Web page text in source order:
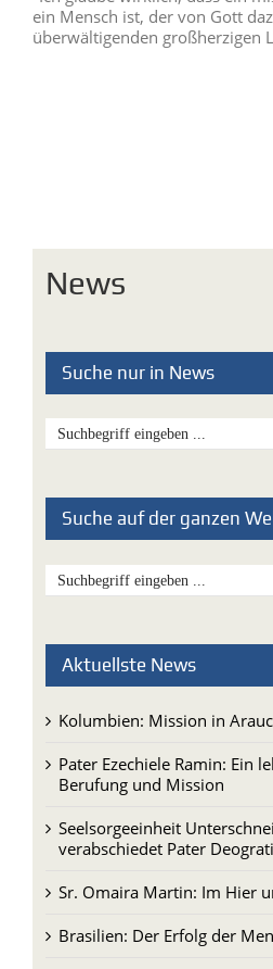
ein Mensch ist, der von Gott
überwältigenden großherzigen
News
Suche nur in News
Suche auf der ganzen
Aktuellste News
Kolumbien: Mission in
Pater Ezechiele Ramin: Ein
Berufung und Mission
Seelsorgeeinheit
verabschiedet Pater
Sr. Omaira Martin: Im Hier
Brasilien: Der Erfolg der